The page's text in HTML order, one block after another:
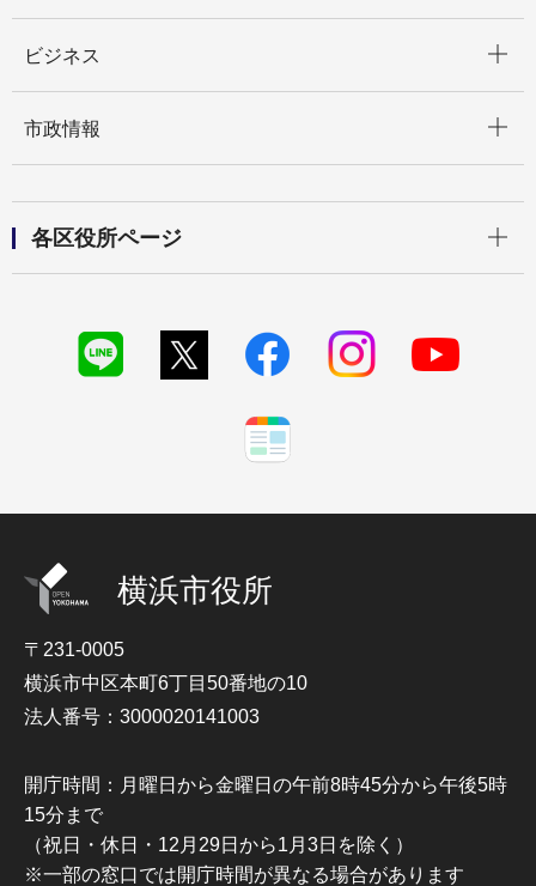
ビジネス
市政情報
各区役所ページ
横浜市役所
〒231-0005
横浜市中区本町6丁目50番地の10
法人番号：3000020141003
開庁時間：月曜日から金曜日の午前8時45分から午後5時
15分まで
（祝日・休日・12月29日から1月3日を除く）
※一部の窓口では開庁時間が異なる場合があります